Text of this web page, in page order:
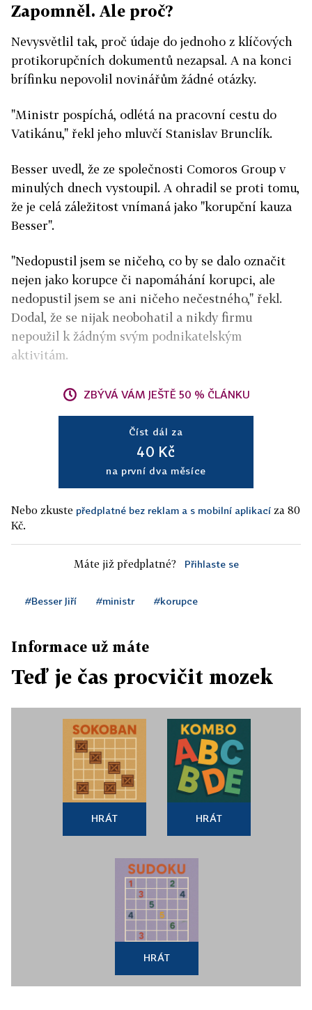
Zapomněl. Ale proč?
Nevysvětlil tak, proč údaje do jednoho z klíčových
protikorupčních dokumentů nezapsal. A na konci
brífinku nepovolil novinářům žádné otázky.
"Ministr pospíchá, odlétá na pracovní cestu do
Vatikánu," řekl jeho mluvčí Stanislav Brunclík.
Besser uvedl, že ze společnosti Comoros Group v
minulých dnech vystoupil. A ohradil se proti tomu,
že je celá záležitost vnímaná jako "korupční kauza
Besser".
"Nedopustil jsem se ničeho, co by se dalo označit
nejen jako korupce či napomáhání korupci, ale
nedopustil jsem se ani ničeho nečestného," řekl.
Dodal, že se nijak neobohatil a nikdy firmu
nepoužil k žádným svým podnikatelským
aktivitám.
ZBÝVÁ VÁM JEŠTĚ 50 % ČLÁNKU
Číst dál za
40 Kč
na první dva měsíce
Nebo zkuste předplatné bez reklam a s mobilní aplikací za 80
Kč.
Máte již předplatné? Přihlaste se
#Besser Jiří #ministr #korupce
Informace už máte
Teď je čas procvičit mozek
HRÁT HRÁT
HRÁT